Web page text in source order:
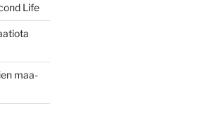
Life
maa-